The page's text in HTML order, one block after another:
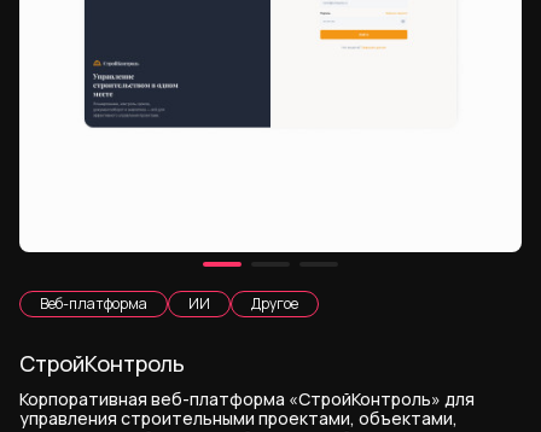
Веб-платформа ИИ Другое
СтройКонтроль
Корпоративная веб-платформа «СтройКонтроль» для
управления строительными проектами, объектами,